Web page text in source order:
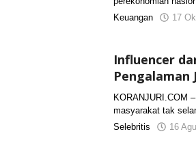
Keuangan
17
Influencer
Pengalaman
KORANJURI.COM
masyarakat tak
Selebritis
16